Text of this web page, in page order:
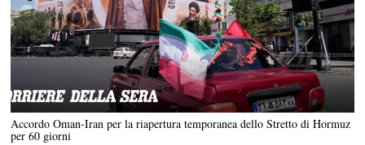
Accordo Oman-Iran per la riapertura temporanea dello Stretto di Hormuz
per 60 giorni